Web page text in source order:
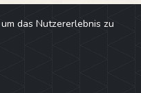
das Nutzererlebnis zu